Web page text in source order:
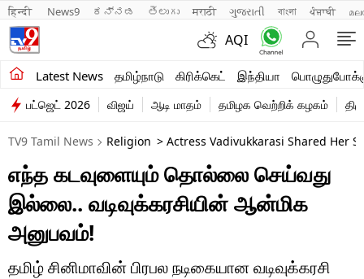
हिन्दी News9 ಕನ್ನಡ తెలుగు मराठी ગુજરાતી বাংলা ਪੰਜਾਬੀ
AQI
Latest News தமிழ்நாடு கிரிக்கெட் இந்தியா
சமீபத்திய செய்திகள்
தமிழ்நாடு
இந்தியா
உலகம்
விளையாட்டு
பொழுதுபோக்கு
பட்ஜெட் 2026 விஜய் ஆடி மாதம் தமிழக வெற்றிக் கழகம்
TV9 Tamil News Religion > Actress Vadivukkarasi Shared Her
எந்த கடவுளையும் தொல்லை செய்வது
இல்லை.. வடிவுக்கரசியின் ஆன்மிக
அனுபவம்!
தமிழ் சினிமாவின் பிரபல நடிகையான வடிவுக்கரசி